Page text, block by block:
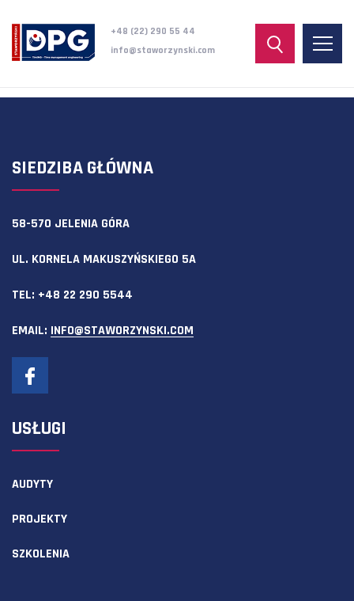
+48 (22) 290 55 44
info@staworzynski.com
SIEDZIBA GŁÓWNA
58-570 JELENIA GÓRA
UL. KORNELA MAKUSZYŃSKIEGO 5A
TEL: +48 22 290 5544
EMAIL: INFO@STAWORZYNSKI.COM
USŁUGI
AUDYTY
PROJEKTY
SZKOLENIA